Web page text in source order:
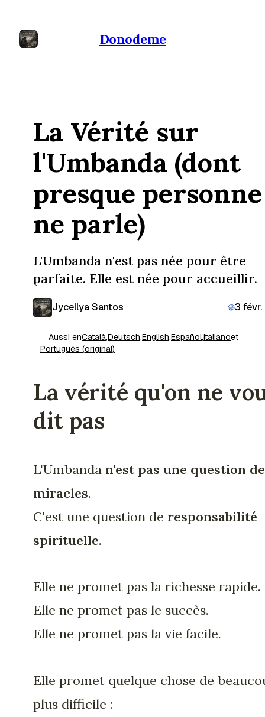
Donodeme
La Vérité sur
l'Umbanda (dont
presque personne
ne parle)
L'Umbanda n'est pas née pour être
parfaite. Elle est née pour accueillir.
Jycellya Santos 3
Aussi enCatalà,Deutsch,English,Español,Italianoet
Português (original)
La vérité qu'on ne
dit pas
L'Umbanda n'est pas une question de
miracles.
C'est une question de responsabilité
spirituelle.
Elle ne promet pas la richesse rapide.
Elle ne promet pas le succès.
Elle ne promet pas la vie facile.
Elle promet quelque chose de
plus difficile :